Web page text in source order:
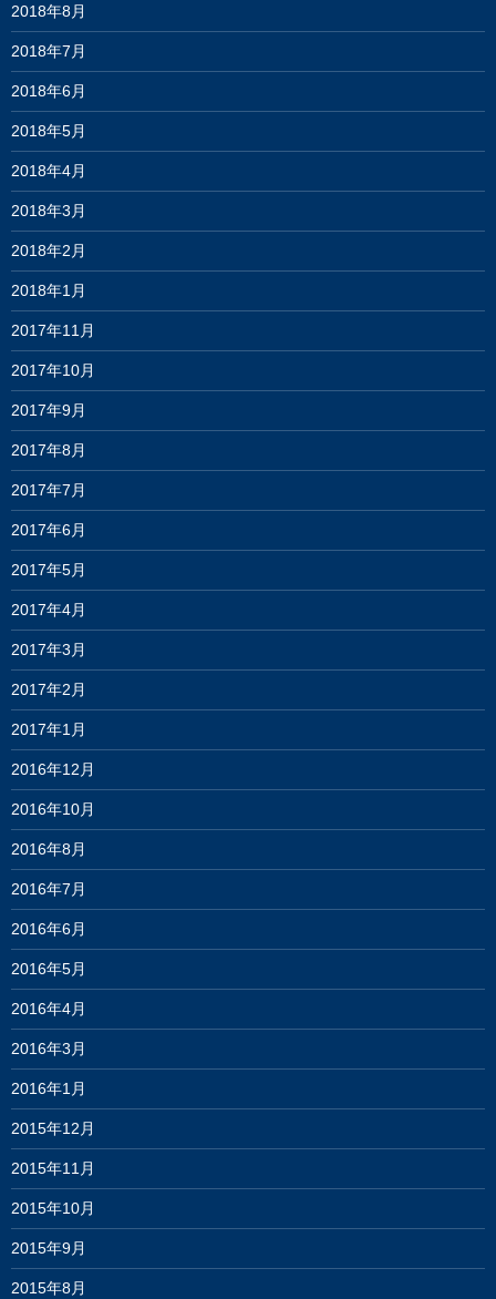
2018年8月
2018年7月
2018年6月
2018年5月
2018年4月
2018年3月
2018年2月
2018年1月
2017年11月
2017年10月
2017年9月
2017年8月
2017年7月
2017年6月
2017年5月
2017年4月
2017年3月
2017年2月
2017年1月
2016年12月
2016年10月
2016年8月
2016年7月
2016年6月
2016年5月
2016年4月
2016年3月
2016年1月
2015年12月
2015年11月
2015年10月
2015年9月
2015年8月